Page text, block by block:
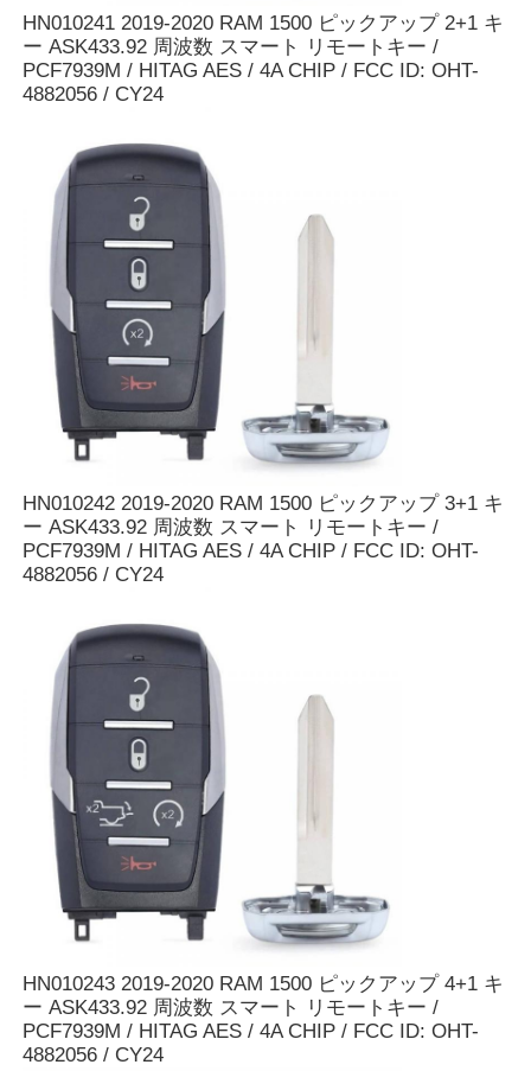
企業情報
会社案内
品質管理
お問い合わせ
ニュース
すべての場合
自動キー
車のキーブレード
片刃付きフライス
車のキー プログラマー
トランスポンダーの破片
KEYDIY スマートキー
HN010241 2019-2020 RAM 1500 ピックアップ 2+1 キ
ー ASK433.92 周波数 スマート リモートキー /
PCF7939M / HITAG AES / 4A CHIP / FCC ID: OHT-
4882056 / CY24
HN010242 2019-2020 RAM 1500 ピックアップ 3+1 キ
ー ASK433.92 周波数 スマート リモートキー /
PCF7939M / HITAG AES / 4A CHIP / FCC ID: OHT-
4882056 / CY24
HN010243 2019-2020 RAM 1500 ピックアップ 4+1 キ
ー ASK433.92 周波数 スマート リモートキー /
PCF7939M / HITAG AES / 4A CHIP / FCC ID: OHT-
4882056 / CY24